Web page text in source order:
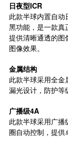
日夜型ICR
此款半球内置自
黑功能，是一款真
提供清晰通透的图
图像效果。
金属结构
此款半球采用全
漏光设计，防护等
广播级4A
此款半球采用广
圈自动控制，提供